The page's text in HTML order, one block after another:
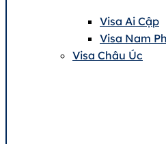
Visa Ai Cập
Visa Nam
Visa Châu Úc